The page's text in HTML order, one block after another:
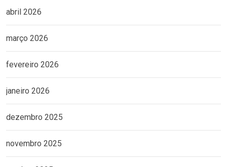
abril 2026
março 2026
fevereiro 2026
janeiro 2026
dezembro 2025
novembro 2025